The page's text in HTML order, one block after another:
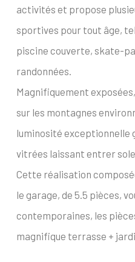
activités et propose
sportives pour tout âge,
piscine couverte, skate-
randonnées.
Magnifiquement
sur les montagnes
luminosité exceptionnelle
vitrées laissant entrer
Cette réalisation
le garage, de 5.5 pièces,
contemporaines, les
magnifique terrasse +